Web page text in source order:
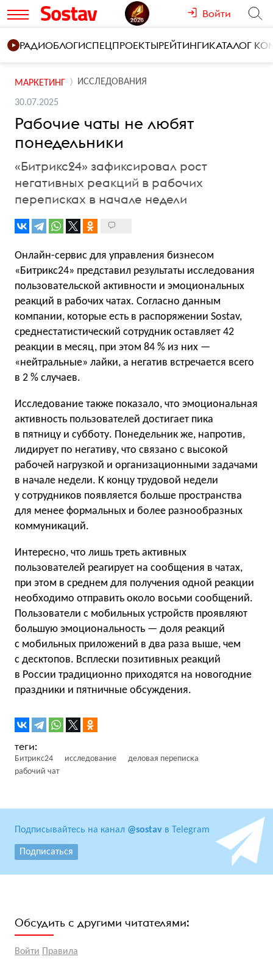
Войти
РАДИОБЛОГИСПЕЦПРОЕКТЫРЕЙТИНГИКАТАЛОГ
МАРКЕТИНГ ИССЛЕДОВАНИЯ
30.07.2025
Рабочие чаты не любят
понедельники
«Битрикс24» зафиксировал рост
негативных реакций в рабочих
переписках в начале недели
Онлайн-сервис для управления бизнесом
«Битрикс24» представил результаты исследования
пользовательской активности и эмоциональных
реакций в рабочих чатах. Согласно данным
компании, которые есть в распоряжении Sostav,
среднестатистический сотрудник оставляет 42
реакции в месяц, при этом 84 % из них —
«нейтральные» лайки, а негатив встречается всего
в 2 % случаев.
Исследование также показало, что эмоциональная
активность пользователей достигает пика
в пятницу и субботу. Понедельник же, напротив,
лидирует по негативу, что связано с высокой
рабочей нагрузкой и организационными задачами
в начале недели. К концу трудовой недели
у сотрудников появляется больше пространства
для менее формальных и более разнообразных
коммуникаций.
Интересно, что лишь треть активных
пользователей реагирует на сообщения в чатах,
при этом в среднем для получения одной реакции
необходимо отправить около восьми сообщений.
Пользователи с мобильных устройств проявляют
большую эмоциональность — доля реакций
с мобильных приложений в два раза выше, чем
с десктопов. Всплески позитивных реакций
в России традиционно приходятся на новогодние
праздники и пятничные обсуждения.
Битрикс24 исследование
деловая переписка
рабочий чат
Подписывайтесь на канал @sostav в Telegram
Подписаться
Обсудить с другими читателями:
Войти Правила